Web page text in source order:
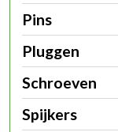
Pins
Pluggen
Schroeven
Spijkers